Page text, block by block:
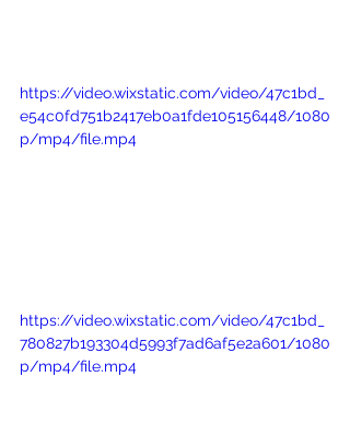
https://video.wixstatic.com/video/47c1bd_
e54c0fd751b2417eb0a1fde105156448/1080
p/mp4/file.mp4
https://video.wixstatic.com/video/47c1bd_
780827b193304d5993f7ad6af5e2a601/1080
p/mp4/file.mp4